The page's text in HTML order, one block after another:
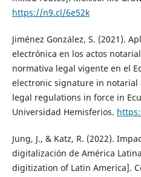
https://n9.cl/6e52k
Jiménez González, S. (2021).
electrónica en los actos
normativa legal vigente en el
electronic signature in notarial
legal regulations in force in
Universidad Hemisferios.
Jung, J., & Katz, R. (2022).
digitalización de América
digitization of Latin America].